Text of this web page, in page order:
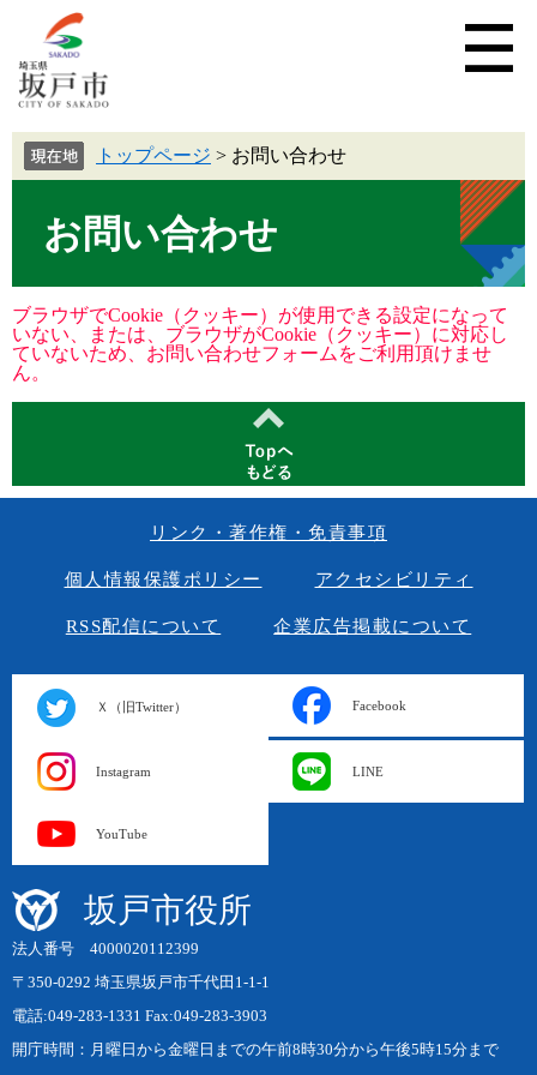
トップページ > お問い合わせ
お問い合わせ
ブラウザでCookie（クッキー）が使用できる設定になって
いない、または、ブラウザがCookie（クッキー）に対応し
ていないため、お問い合わせフォームをご利用頂けませ
ん。
リンク・著作権・免責事項
個人情報保護ポリシー アクセシビリティ
RSS配信について 企業広告掲載について
Ｘ（旧Twitter） Facebook
Instagram LINE
YouTube
坂戸市役所
法人番号 4000020112399
〒350-0292 埼玉県坂戸市千代田1-1-1
電話:049-283-1331 Fax:049-283-3903
開庁時間：月曜日から金曜日までの午前8時30分から午後5時15分まで